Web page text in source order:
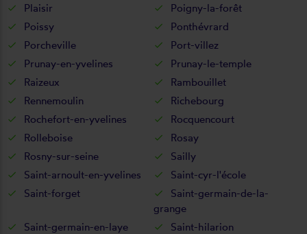
Plaisir
Poigny-la-forêt
Poissy
Ponthévrard
Porcheville
Port-villez
Prunay-en-yvelines
Prunay-le-temple
Raizeux
Rambouillet
Rennemoulin
Richebourg
Rochefort-en-yvelines
Rocquencourt
Rolleboise
Rosay
Rosny-sur-seine
Sailly
Saint-arnoult-en-yvelines
Saint-cyr-l'école
Saint-forget
Saint-germain-de-la-
grange
Saint-germain-en-laye
Saint-hilarion